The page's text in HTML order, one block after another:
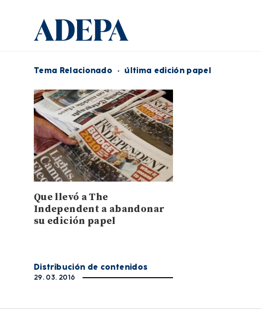
Tema Relacionado · última edición papel
Que llevó a The
Independent a abandonar
su edición papel
Distribución de contenidos
29. 03. 2016